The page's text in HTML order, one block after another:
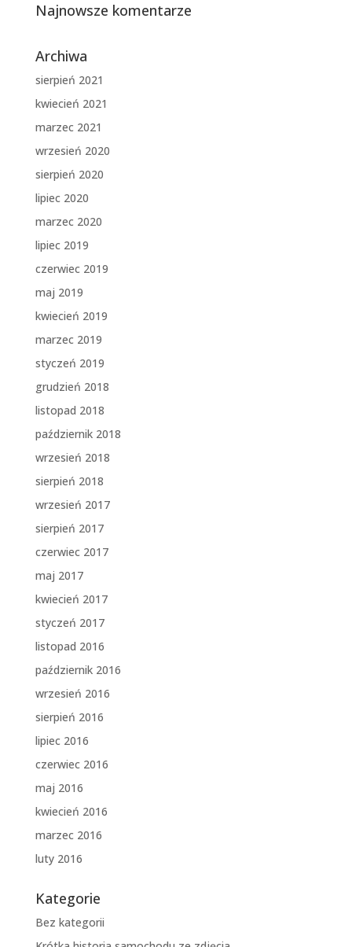
Najnowsze komentarze
Archiwa
sierpień 2021
kwiecień 2021
marzec 2021
wrzesień 2020
sierpień 2020
lipiec 2020
marzec 2020
lipiec 2019
czerwiec 2019
maj 2019
kwiecień 2019
marzec 2019
styczeń 2019
grudzień 2018
listopad 2018
październik 2018
wrzesień 2018
sierpień 2018
wrzesień 2017
sierpień 2017
czerwiec 2017
maj 2017
kwiecień 2017
styczeń 2017
listopad 2016
październik 2016
wrzesień 2016
sierpień 2016
lipiec 2016
czerwiec 2016
maj 2016
kwiecień 2016
marzec 2016
luty 2016
Kategorie
Bez kategorii